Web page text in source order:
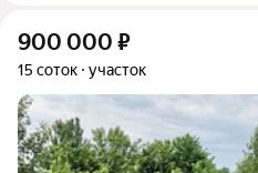
900 000 ₽
15 соток участок